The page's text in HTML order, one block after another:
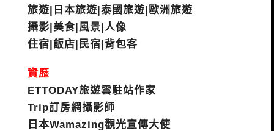
旅遊|日本旅遊|泰國旅遊|歐洲旅遊
攝影|美食|風景|人像
住宿|飯店|民宿|背包客
資歷
ETTODAY旅遊雲駐站作家
Trip訂房網攝影師
日本Wamazing觀光宣傳大使